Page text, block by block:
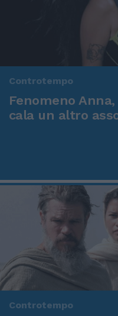
Controtempo
Fenomeno
cala un altro
Controtempo